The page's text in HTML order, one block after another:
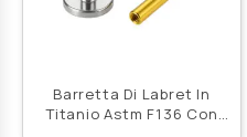
Barretta Di Labret In
Titanio Astm F136 Con